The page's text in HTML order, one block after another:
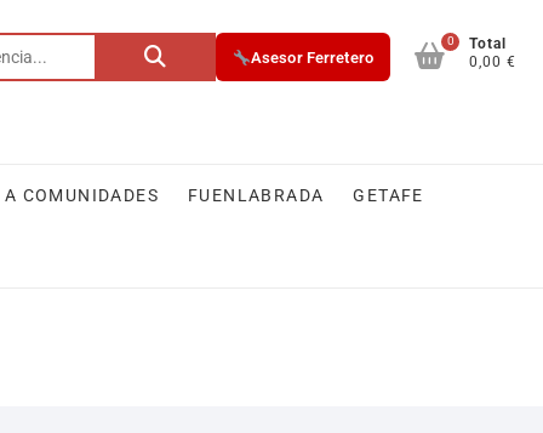
Asesor Ferretero
0
Total
0,00 €
COMUNIDADES FUENLABRADA GETAFE